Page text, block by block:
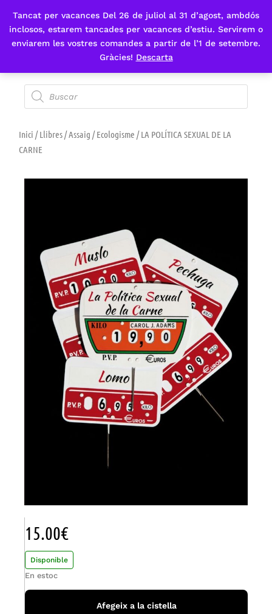
Tancat per vacances Del 26 de juliol al 31 d’agost, ambdós
inclosos, estarem tancades per vacances d’estiu. Servirem o
enviarem les vostres comandes a partir de l’1 de setembre.
Gràcies! Descarta
Fes-te'n sòcia
Inici /Llibres/Assaig /Ecologisme / LA POLÍTICA SEXUAL DE LA
CARNE
15.00€
Disponible
En estoc
Afegeix a la cistella